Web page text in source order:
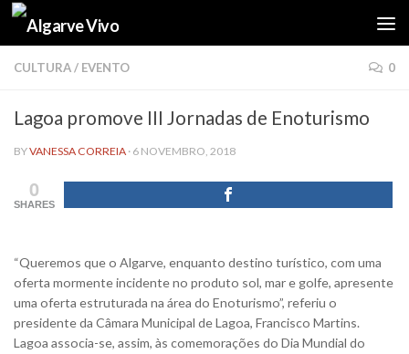
Skip to content
CULTURA/ EVENTO 0
Lagoa promove III Jornadas de Enoturismo
BYVANESSA CORREIA · 6 NOVEMBRO, 2018
0
SHARES
“Queremos que o Algarve, enquanto destino turístico, com uma
oferta mormente incidente no produto sol, mar e golfe, apresente
uma oferta estruturada na área do Enoturismo”, referiu o
presidente da Câmara Municipal de Lagoa, Francisco Martins.
Lagoa associa-se, assim, às comemorações do Dia Mundial do